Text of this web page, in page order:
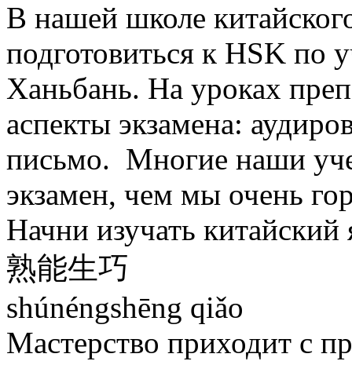
В нашей школе
подготовиться к HSK по
Ханьбань. На уроках
аспекты экзамена:
письмо. Многие наши
экзамен, чем мы очень
Начни изучать
熟能生巧
shúnéngshēng qiǎo
Мастерство приходит с